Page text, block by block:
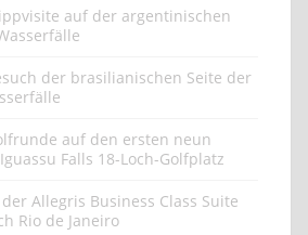
auf der argentinischen
der brasilianischen Seite der
auf den ersten neun
Falls 18-Loch-Golfplatz
Allegris Business Class Suite
Rio de Janeiro